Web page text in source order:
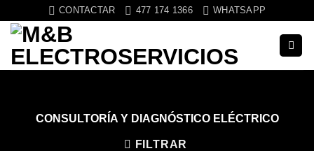
contenido
CONTACTAR 477 174 1366 WHATSAPP
CONSULTORÍA Y DIAGNÓSTICO ELÉCTRICO
FILTRAR